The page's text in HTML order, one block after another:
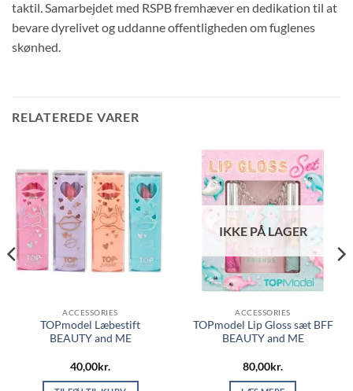
taktil. Samarbejdet med RSPB fremhæver en dedikation til at
bevare dyrelivet og uddanne offentligheden om fuglenes
skønhed.
RELATEREDE VARER
ACCESSORIES
TOPmodel Læbestift
BEAUTY and ME
40,00kr.
IKKE PÅ LAGER
ACCESSORIES
TOPmodel Lip Gloss sæt BFF
BEAUTY and ME
80,00kr.